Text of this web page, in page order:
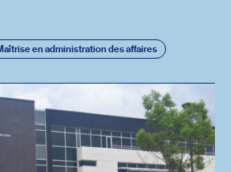
en administration des affaires